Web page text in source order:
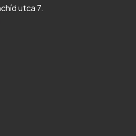
utca 7.